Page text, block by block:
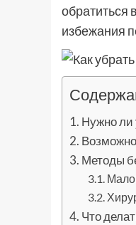
обратиться
избежания
Нужно ли
Методы
Что